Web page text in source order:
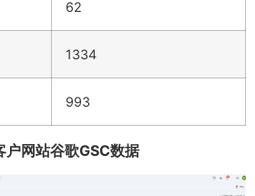
62
1334
993
户网站谷歌GSC数据